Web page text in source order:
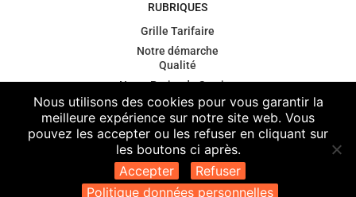
RUBRIQUES
Grille Tarifaire
Notre démarche
Qualité
Notre Projet de Service
Gouvernance
Contexte
règlementaire
Vos données
personnelles de santé
Nous utilisons des cookies pour vous garantir la
meilleure expérience sur notre site web. Vous
pouvez les accepter ou les refuser en cliquant sur
les boutons ci après.
Accepter
Refuser
Politique données personnelles